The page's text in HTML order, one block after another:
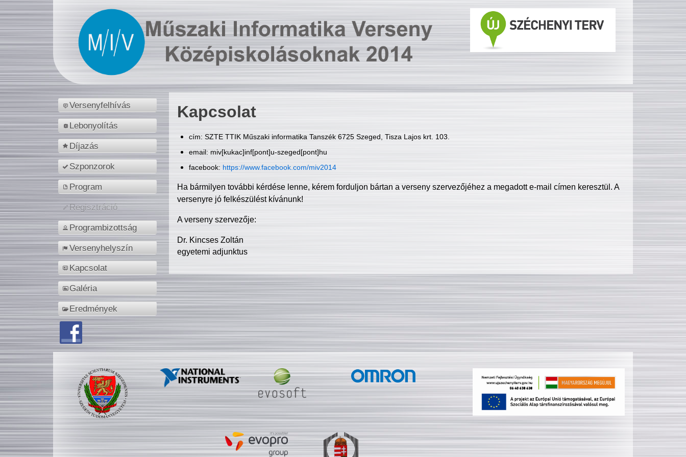
Versenyfelhívás
Lebonyolítás
Díjazás
Szponzorok
Program
Regisztráció
Programbizottság
Versenyhelyszín
Kapcsolat
Galéria
Eredmények
Kapcsolat
cím: SZTE TTIK Műszaki informatika Tanszék 6725 Szeged, Tisza Lajos krt. 103.
email: miv[kukac]inf[pont]u-szeged[pont]hu
facebook: https://www.facebook.com/miv2014
Ha bármilyen további kérdése lenne, kérem forduljon bártan a verseny szervezőjéhez a megadott e-mail címen keresztül. A
versenyre jó felkészülést kívánunk!
A verseny szervezője:
Dr. Kincses Zoltán
egyetemi adjunktus